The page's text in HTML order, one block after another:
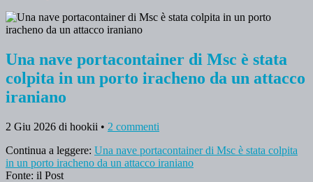
Una nave portacontainer di Msc è stata
colpita in un porto iracheno da un attacco
iraniano
2 Giu 2026 di hookii • 2 commenti
Continua a leggere: Una nave portacontainer di Msc è stata colpita
in un porto iracheno da un attacco iraniano
Fonte: il Post